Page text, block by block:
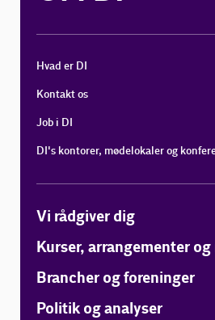
Hvad er DI
Kontakt os
Job i DI
DI's kontorer, mødelokaler og
Vi rådgiver dig
Kurser, arrangementer
Brancher og foreninger
Politik og analyser